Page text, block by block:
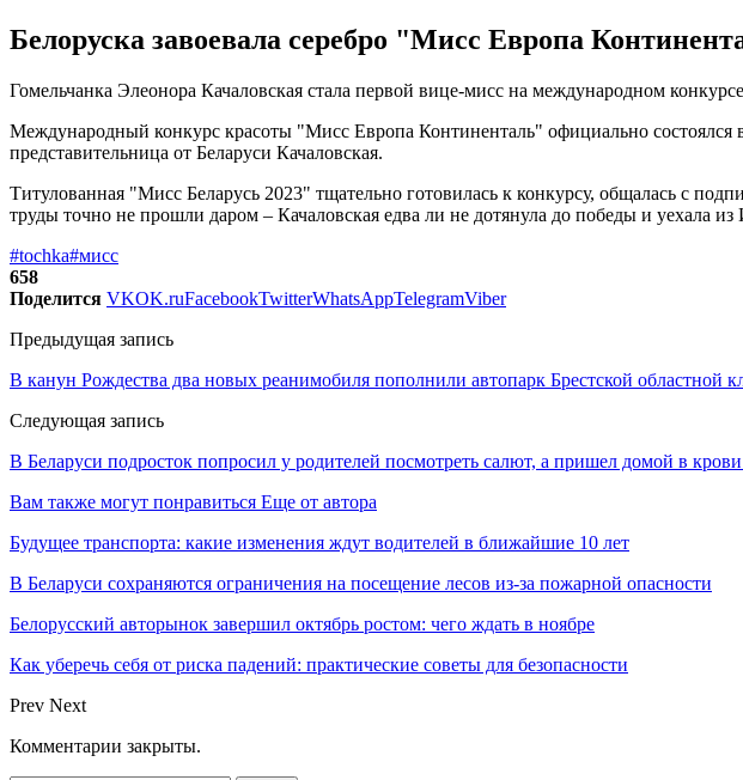
Белоруска завоевала серебро "Мисс Европа
Гомельчанка Элеонора Качаловская стала первой вице-мисс на международном
Международный конкурс красоты "Мисс Европа Континенталь" официально состоялся
представительница от Беларуси Качаловская.
Титулованная "Мисс Беларусь 2023" тщательно готовилась к конкурсу, общалась с
труды точно не прошли даром – Качаловская едва ли не дотянула до победы и уехала
#tochka#мисс
658
Поделится VKOK.ruFacebookTwitterWhatsAppTelegramViber
Предыдущая запись
В канун Рождества два новых реанимобиля пополнили автопарк Брестской областной
Следующая запись
В Беларуси подросток попросил у родителей посмотреть салют, а пришел домой в крови
Вам также могут понравиться Еще от автора
Будущее транспорта: какие изменения ждут водителей в ближайшие 10 лет
В Беларуси сохраняются ограничения на посещение лесов из-за пожарной опасности
Белорусский авторынок завершил октябрь ростом: чего ждать в ноябре
Как уберечь себя от риска падений: практические советы для безопасности
Prev Next
Комментарии закрыты.